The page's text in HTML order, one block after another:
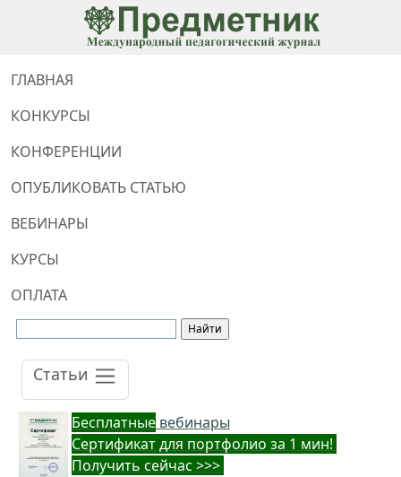
ГЛАВНАЯ
КОНКУРСЫ
КОНФЕРЕНЦИИ
ОПУБЛИКОВАТЬ СТАТЬЮ
ВЕБИНАРЫ
КУРСЫ
ОПЛАТА
Статьи
Бесплатные вебинары
Cертификат для портфолио за 1 мин!
Получить сейчас >>>